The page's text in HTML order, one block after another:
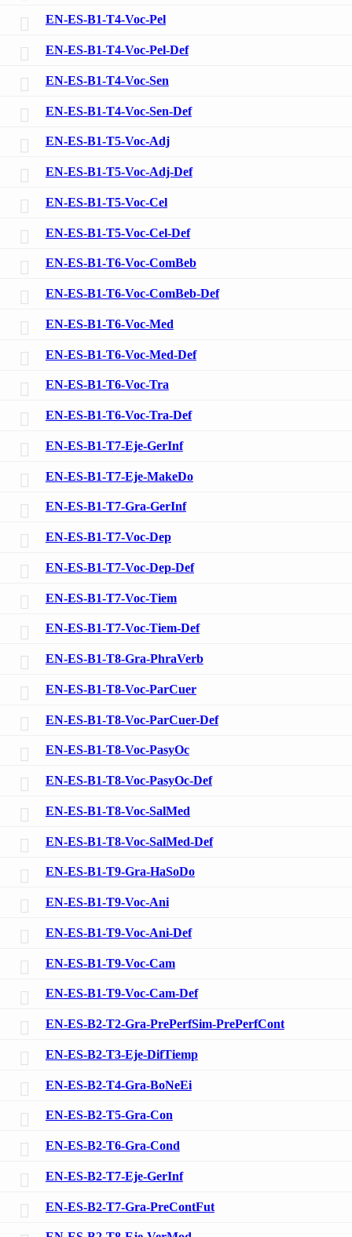
EN-ES-B1-T4-Voc-Pel
EN-ES-B1-T4-Voc-Pel-Def
EN-ES-B1-T4-Voc-Sen
EN-ES-B1-T4-Voc-Sen-Def
EN-ES-B1-T5-Voc-Adj
EN-ES-B1-T5-Voc-Adj-Def
EN-ES-B1-T5-Voc-Cel
EN-ES-B1-T5-Voc-Cel-Def
EN-ES-B1-T6-Voc-ComBeb
EN-ES-B1-T6-Voc-ComBeb-Def
EN-ES-B1-T6-Voc-Med
EN-ES-B1-T6-Voc-Med-Def
EN-ES-B1-T6-Voc-Tra
EN-ES-B1-T6-Voc-Tra-Def
EN-ES-B1-T7-Eje-GerInf
EN-ES-B1-T7-Eje-MakeDo
EN-ES-B1-T7-Gra-GerInf
EN-ES-B1-T7-Voc-Dep
EN-ES-B1-T7-Voc-Dep-Def
EN-ES-B1-T7-Voc-Tiem
EN-ES-B1-T7-Voc-Tiem-Def
EN-ES-B1-T8-Gra-PhraVerb
EN-ES-B1-T8-Voc-ParCuer
EN-ES-B1-T8-Voc-ParCuer-Def
EN-ES-B1-T8-Voc-PasyOc
EN-ES-B1-T8-Voc-PasyOc-Def
EN-ES-B1-T8-Voc-SalMed
EN-ES-B1-T8-Voc-SalMed-Def
EN-ES-B1-T9-Gra-HaSoDo
EN-ES-B1-T9-Voc-Ani
EN-ES-B1-T9-Voc-Ani-Def
EN-ES-B1-T9-Voc-Cam
EN-ES-B1-T9-Voc-Cam-Def
EN-ES-B2-T2-Gra-PrePerfSim-PrePerfCont
EN-ES-B2-T3-Eje-DifTiemp
EN-ES-B2-T4-Gra-BoNeEi
EN-ES-B2-T5-Gra-Con
EN-ES-B2-T6-Gra-Cond
EN-ES-B2-T7-Eje-GerInf
EN-ES-B2-T7-Gra-PreContFut